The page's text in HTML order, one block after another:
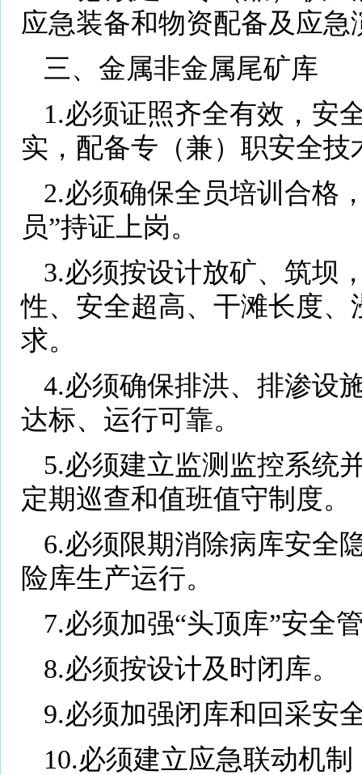
应急装备和物资配备及应急
三、金属非金属尾矿库
1.必须证照齐全有效，安
实，配备专（兼）职安全技
2.必须确保全员培训合格
员”持证上岗。
3.必须按设计放矿、筑坝
性、安全超高、干滩长度、
求。
4.必须确保排洪、排渗设
达标、运行可靠。
5.必须建立监测监控系统
定期巡查和值班值守制度。
6.必须限期消除病库安全
险库生产运行。
7.必须加强“头顶库”安全
8.必须按设计及时闭库。
9.必须加强闭库和回采安
10.必须建立应急联动机